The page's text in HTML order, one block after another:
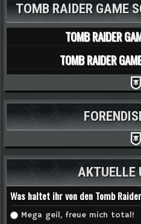
TOMB RAIDER GAME
TOMB RAIDER
TOMB RAIDER
AKTUELLE
Was haltet ihr von den Tomb
Auswahlmöglichkeiten
Mega geil, freue mich total!